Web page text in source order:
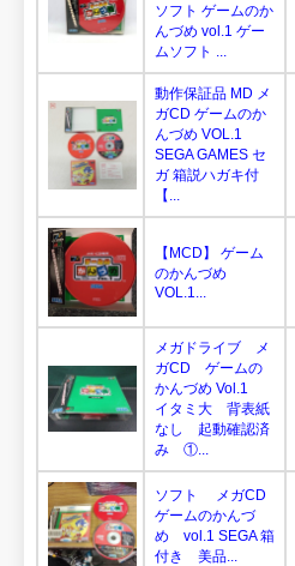
ソフト ゲームのか
んづめ vol.1 ゲー
ムソフト ...
動作保証品 MD メ
ガCD ゲームのか
んづめ VOL.1
SEGA GAMES セ
ガ 箱説ハガキ付
【...
【MCD】 ゲーム
のかんづめ
VOL.1...
メガドライブ メ
ガCD ゲームの
かんづめ Vol.1
イタミ大 背表紙
なし 起動確認済
み ①...
ソフト メガCD
ゲームのかんづ
め vol.1 SEGA 箱
付き 美品...